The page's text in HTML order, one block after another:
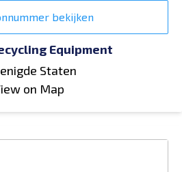
bekijken
Equipment
Staten
on Map